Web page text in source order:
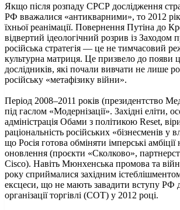
Якщо після розпаду СРСР дослідження
РФ вважалися «антикварними», то 2012
їхньої реанімації. Повернення Путіна до
відвертий ідеологічний розрив із Заходом
російська стратегія — це не тимчасовий
культурна матриця. Це призвело до появи
дослідників, які почали вивчати не лише
російську «метафізику війни».
Період 2008–2011 років (президентство
під гаслом «Модернізації». Західні еліти,
адміністрація Обами з політикою Reset,
раціональність російських «бізнесменів у
що Росія готова обміняти імперські амбіції
оновлення (проєкти «Сколково»,
Cisco). Навіть Мюнхенська промова та
року сприймалися західним
ексцеси, що не мають завадити вступу РФ
організації торгівлі (СОТ) у 2012 році.